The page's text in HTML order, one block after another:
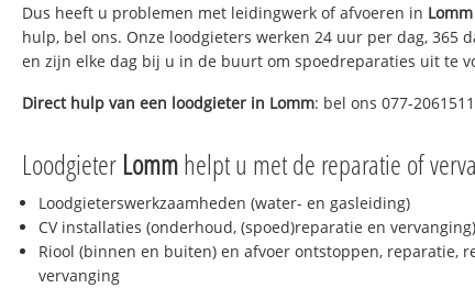
Dus heeft u problemen met leidingwerk of afvoeren in Lomm
hulp, bel ons. Onze loodgieters werken 24 uur per dag, 365
en zijn elke dag bij u in de buurt om spoedreparaties uit te
Direct hulp van een loodgieter in Lomm: bel ons 077-2061511
Loodgieter Lommhelpt u met de reparatie of
Loodgieterswerkzaamheden (water- en gasleiding)
CV installaties (onderhoud, (spoed)reparatie en vervanging)
Riool (binnen en buiten) en afvoer ontstoppen, reparatie,
vervanging